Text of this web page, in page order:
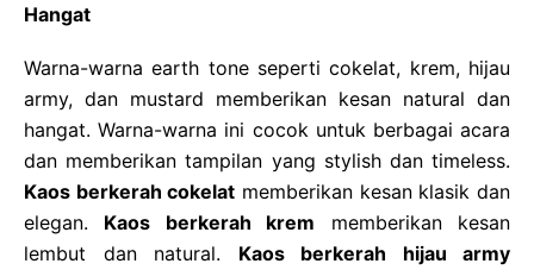
Hangat
Warna-warna earth tone seperti cokelat, krem, hijau
army, dan mustard memberikan kesan natural dan
hangat. Warna-warna ini cocok untuk berbagai acara
dan memberikan tampilan yang stylish dan timeless.
Kaos berkerah cokelat memberikan kesan klasik dan
elegan. Kaos berkerah krem memberikan kesan
lembut dan natural. Kaos berkerah hijau army